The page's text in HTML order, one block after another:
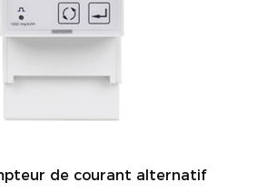
de courant alternatif